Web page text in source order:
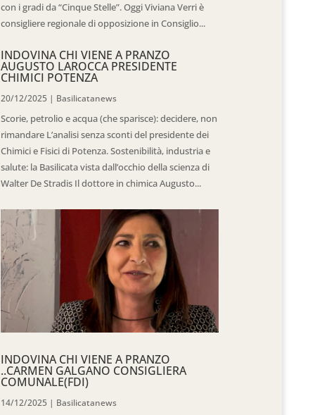
con i gradi da “Cinque Stelle”. Oggi Viviana Verri è
consigliere regionale di opposizione in Consiglio...
INDOVINA CHI VIENE A PRANZO
AUGUSTO LAROCCA PRESIDENTE
CHIMICI POTENZA
20/12/2025 | Basilicatanews
Scorie, petrolio e acqua (che sparisce): decidere, non
rimandare L’analisi senza sconti del presidente dei
Chimici e Fisici di Potenza. Sostenibilità, industria e
salute: la Basilicata vista dall’occhio della scienza di
Walter De Stradis Il dottore in chimica Augusto...
INDOVINA CHI VIENE A PRANZO
..CARMEN GALGANO CONSIGLIERA
COMUNALE(FDI)
14/12/2025 | Basilicatanews